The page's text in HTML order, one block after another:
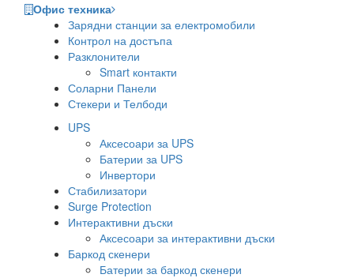
Офис техника
Зарядни станции за електромобили
Контрол на достъпа
Разклонители
Smart контакти
Соларни Панели
Стекери и Телбоди
UPS
Аксесоари за UPS
Батерии за UPS
Инвертори
Стабилизатори
Surge Protection
Интерактивни дъски
Аксесоари за интерактивни дъски
Баркод скенери
Батерии за баркод скенери